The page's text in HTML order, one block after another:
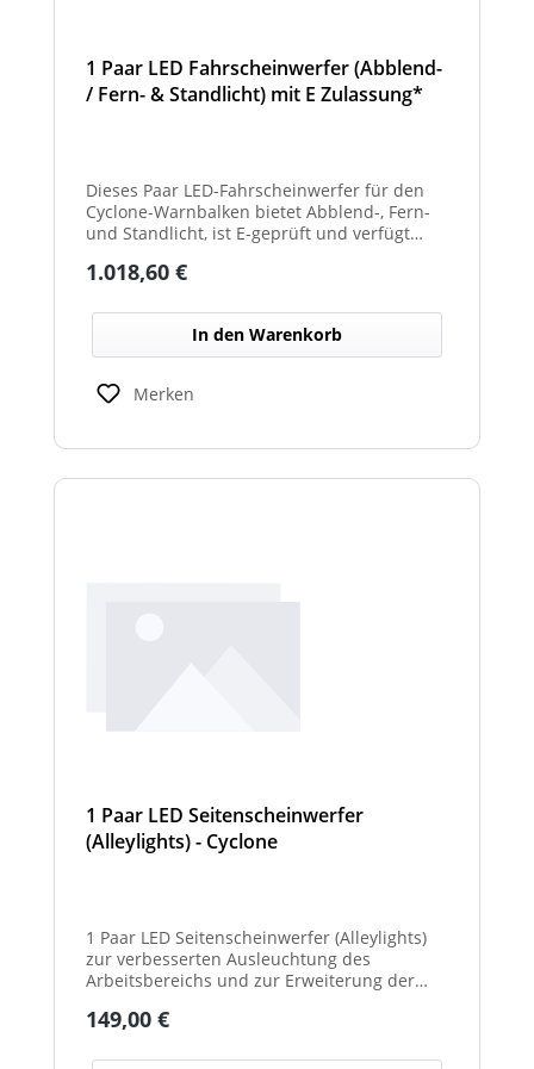
1 Paar LED Fahrscheinwerfer (Abblend-
/ Fern- & Standlicht) mit E Zulassung*
Dieses Paar LED-Fahrscheinwerfer für den
Cyclone-Warnbalken bietet Abblend-, Fern-
und Standlicht, ist E-geprüft und verfügt
Einsatz im Winterdienst.
Regulärer Preis:
1.018,60 €
In den Warenkorb
Merken
1 Paar LED Seitenscheinwerfer
(Alleylights) - Cyclone
1 Paar LED Seitenscheinwerfer (Alleylights)
zur verbesserten Ausleuchtung des
Arbeitsbereichs und zur Erweiterung der
Regulärer Preis:
149,00 €